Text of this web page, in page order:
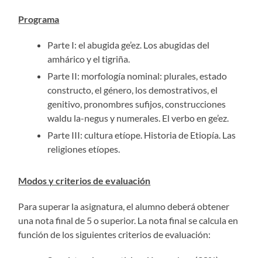
Programa
Parte I: el abugida ge’ez. Los abugidas del
amhárico y el tigriña.
Parte II: morfología nominal: plurales, estado
constructo, el género, los demostrativos, el
genitivo, pronombres sufijos, construcciones
waldu la-negus y numerales. El verbo en ge’ez.
Parte III: cultura etíope. Historia de Etiopía. Las
religiones etíopes.
Modos y criterios de evaluación
Para superar la asignatura, el alumno deberá obtener
una nota final de 5 o superior. La nota final se calcula en
función de los siguientes criterios de evaluación: